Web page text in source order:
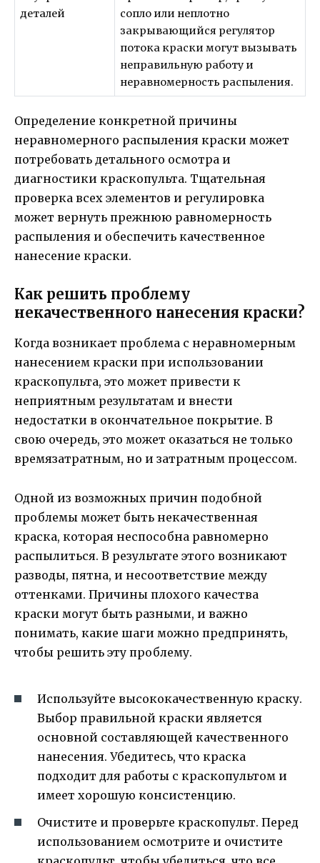
деталей
сопло или неплотно
закрывающийся регулятор
потока краски могут вызывать
неправильную работу и
неравномерность распыления.
Определение конкретной причины
неравномерного распыления краски может
потребовать детального осмотра и
диагностики краскопульта. Тщательная
проверка всех элементов и регулировка
может вернуть прежнюю равномерность
распыления и обеспечить качественное
нанесение краски.
Как решить проблему
некачественного нанесения краски?
Когда возникает проблема с неравномерным
нанесением краски при использовании
краскопульта, это может привести к
неприятным результатам и внести
недостатки в окончательное покрытие. В
свою очередь, это может оказаться не только
времязатратным, но и затратным процессом.
Одной из возможных причин подобной
проблемы может быть некачественная
краска, которая неспособна равномерно
распылиться. В результате этого возникают
разводы, пятна, и несоответствие между
оттенками. Причины плохого качества
краски могут быть разными, и важно
понимать, какие шаги можно предпринять,
чтобы решить эту проблему.
Используйте высококачественную краску.
Выбор правильной краски является
основной составляющей качественного
нанесения. Убедитесь, что краска
подходит для работы с краскопультом и
имеет хорошую консистенцию.
Очистите и проверьте краскопульт. Перед
использованием осмотрите и очистите